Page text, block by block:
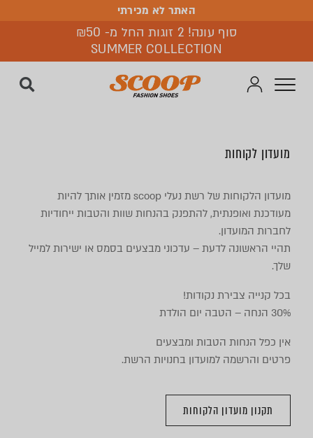
האתר לא מכירתי
האתר לא מכירתי
סוף עונה! 2 זוגות החל מ- ₪50
SUMMER COLLECTION
מועדון לקוחות
מועדון הלקוחות של רשת נעלי scoop מזמין אותך להיות
מעודכנת ואופנתית, להתפנק בהנחות שוות והטבות ייחודיות
לחברות המועדון.
תהיי הראשונה לדעת – עדכוני מבצעים בסמס או ישירות למייל
שלך.
בכל קנייה צבירת נקודות!
30% הנחה – הטבה יום הולדת
אין כפל הנחות הטבות ומבצעים
פרטים והרשמה למועדון בחנויות הרשת.
תקנון מועדון הלקוחות